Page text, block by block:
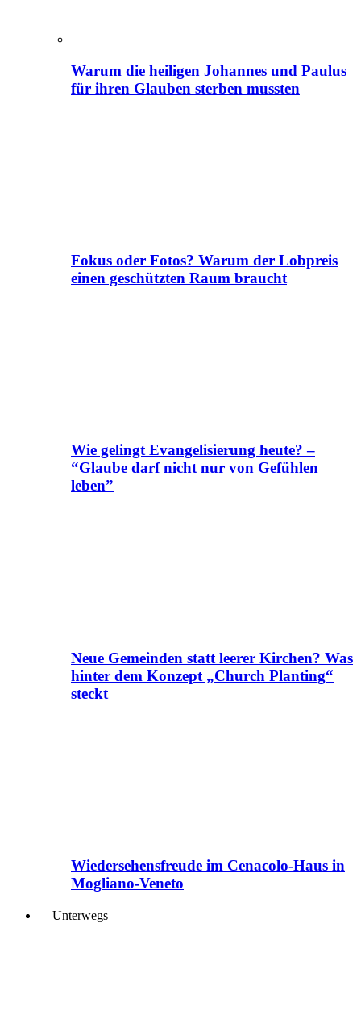
Warum die heiligen Johannes und Paulus
für ihren Glauben sterben mussten
Fokus oder Fotos? Warum der Lobpreis
einen geschützten Raum braucht
Wie gelingt Evangelisierung heute? –
“Glaube darf nicht nur von Gefühlen
leben”
Neue Gemeinden statt leerer Kirchen? Was
hinter dem Konzept „Church Planting“
steckt
Wiedersehensfreude im Cenacolo-Haus in
Mogliano-Veneto
Unterwegs